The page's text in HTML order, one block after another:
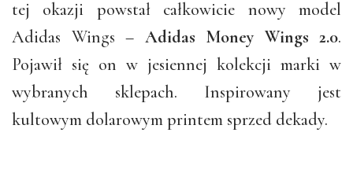
tej okazji powstał całkowicie nowy model
Adidas Wings – Adidas Money Wings 2.0.
Pojawił się on w jesiennej kolekcji marki w
wybranych sklepach. Inspirowany jest
kultowym dolarowym printem sprzed dekady.